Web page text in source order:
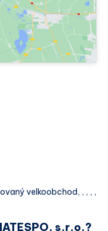
velkoobchod, , , , ,
s.r.o.?